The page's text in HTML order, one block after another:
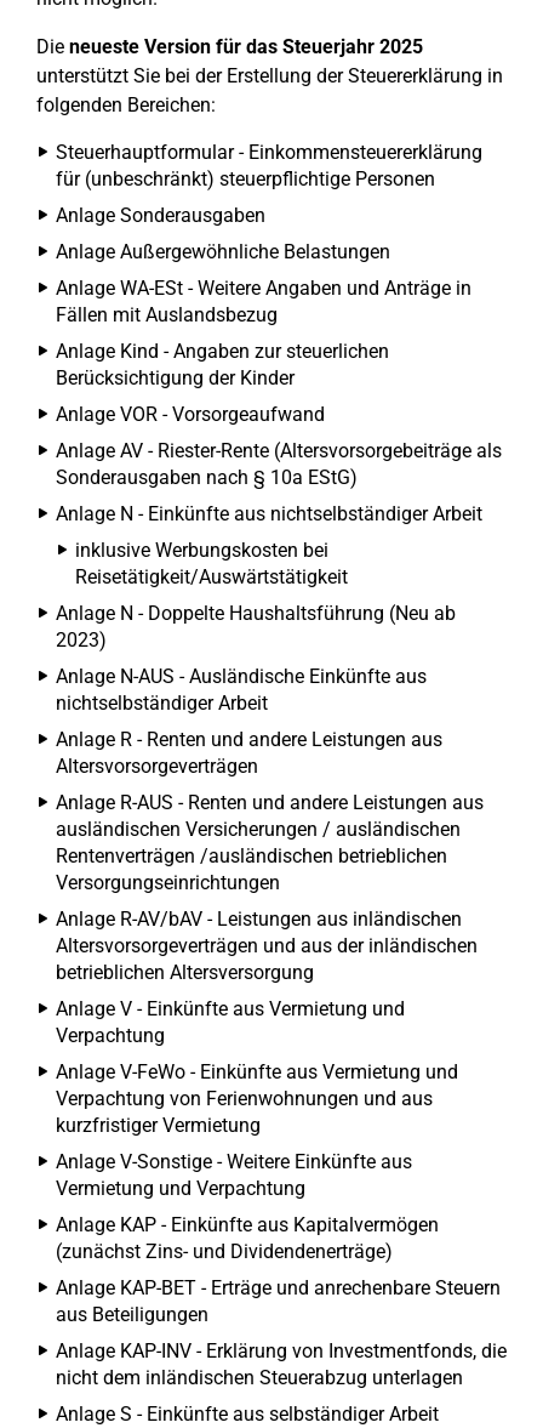
Die neueste Version für das Steuerjahr 2025
unterstützt Sie bei der Erstellung der Steuererklärung in
folgenden Bereichen:
Steuerhauptformular - Einkommensteuererklärung
für (unbeschränkt) steuerpflichtige Personen
Anlage Sonderausgaben
Anlage Außergewöhnliche Belastungen
Anlage WA-ESt - Weitere Angaben und Anträge in
Fällen mit Auslandsbezug
Anlage Kind - Angaben zur steuerlichen
Berücksichtigung der Kinder
Anlage VOR - Vorsorgeaufwand
Anlage AV - Riester-Rente (Altersvorsorgebeiträge als
Sonderausgaben nach § 10a EStG)
Anlage N - Einkünfte aus nichtselbständiger Arbeit
inklusive Werbungskosten bei
Reisetätigkeit/Auswärtstätigkeit
Anlage N - Doppelte Haushaltsführung (Neu ab
2023)
Anlage N-AUS - Ausländische Einkünfte aus
nichtselbständiger Arbeit
Anlage R - Renten und andere Leistungen aus
Altersvorsorgeverträgen
Anlage R-AUS - Renten und andere Leistungen aus
ausländischen Versicherungen / ausländischen
Rentenverträgen /ausländischen betrieblichen
Versorgungseinrichtungen
Anlage R-AV/bAV - Leistungen aus inländischen
Altersvorsorgeverträgen und aus der inländischen
betrieblichen Altersversorgung
Anlage V - Einkünfte aus Vermietung und
Verpachtung
Anlage V-FeWo - Einkünfte aus Vermietung und
Verpachtung von Ferienwohnungen und aus
kurzfristiger Vermietung
Anlage V-Sonstige - Weitere Einkünfte aus
Vermietung und Verpachtung
Anlage KAP - Einkünfte aus Kapitalvermögen
(zunächst Zins- und Dividendenerträge)
Anlage KAP-BET - Erträge und anrechenbare Steuern
aus Beteiligungen
Anlage KAP-INV - Erklärung von Investmentfonds, die
nicht dem inländischen Steuerabzug unterlagen
Anlage S - Einkünfte aus selbständiger Arbeit